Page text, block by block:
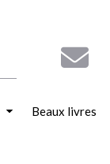
Beaux livres